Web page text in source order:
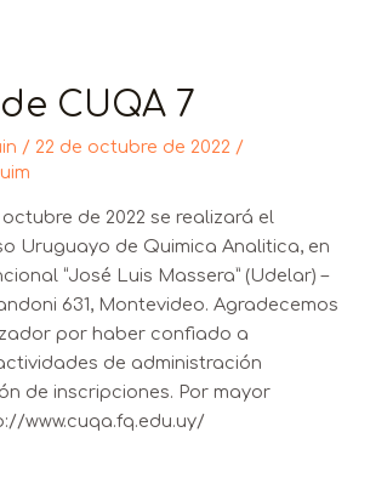
CUQA 7
/ 22 de octubre de 2022 /
octubre de 2022 se realizará el
Uruguayo de Quimica Analitica, en
“José Luis Massera” (Udelar) –
631, Montevideo. Agradecemos
por haber confiado a
de administración
de inscripciones. Por mayor
www.cuqa.fq.edu.uy/